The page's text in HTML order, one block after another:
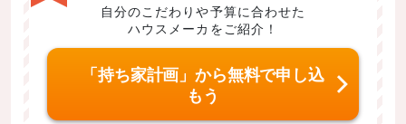
Twitt Face はてなブ
自分のこだわりや予算に合わせた
ハウスメーカをご紹介！
「持ち家計画」から無料で申し込
もう